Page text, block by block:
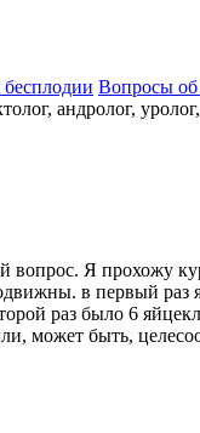
Вопросы
андролог,
вопрос. Я
в первый
раз было 6
может быть,